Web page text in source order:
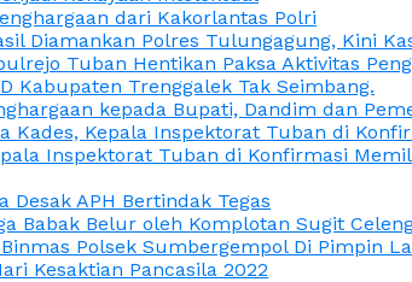
dari Kakorlantas Polri
Diamankan Polres Tulungagung, Kini
Tuban Hentikan Paksa Aktivitas
Kabupaten Trenggalek Tak Seimbang.
kepada Bupati, Dandim dan
Kades, Kepala Inspektorat Tuban di
Inspektorat Tuban di Konfirmasi
APH Bertindak Tegas
Babak Belur oleh Komplotan Sugit
Polsek Sumbergempol Di Pimpin
Kesaktian Pancasila 2022